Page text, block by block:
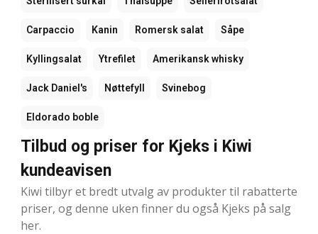
Carpaccio Kanin Romersk salat Såpe
Kyllingsalat Ytrefilet Amerikansk whisky
Jack Daniel's Nøttefyll Svinebog
Eldorado boble
Tilbud og priser for Kjeks i Kiwi
kundeavisen
Kiwi tilbyr et bredt utvalg av produkter til rabatterte
priser, og denne uken finner du også Kjeks på salg
her.